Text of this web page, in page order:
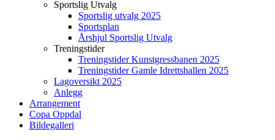
Sportslig Utvalg
Sportslig utvalg 2025
Sportsplan
Årshjul Sportslig Utvalg
Treningstider
Treningstider Kunstgressbanen 2025
Treningstider Gamle Idrettshallen 2025
Lagoversikt 2025
Anlegg
Arrangement
Copa Oppdal
Bildegalleri